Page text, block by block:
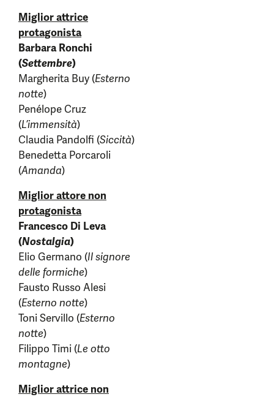
Miglior attrice
protagonista
Barbara Ronchi
(Settembre)
Margherita Buy (Esterno
notte)
Penélope Cruz
(L’immensità)
Claudia Pandolfi (Siccità)
Benedetta Porcaroli
(Amanda)
Miglior attore non
protagonista
Francesco Di Leva
(Nostalgia)
Elio Germano (Il signore
delle formiche)
Fausto Russo Alesi
(Esterno notte)
Toni Servillo (Esterno
notte)
Filippo Timi (Le otto
montagne)
Miglior attrice non